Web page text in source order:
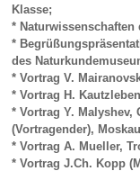
Klasse;
*
*
des
* Vortrag V.
* Vortrag H.
* Vortrag Y. Malyshev,
(Vortragender),
* Vortrag A. Mueller,
* Vortrag J.Ch. Kopp